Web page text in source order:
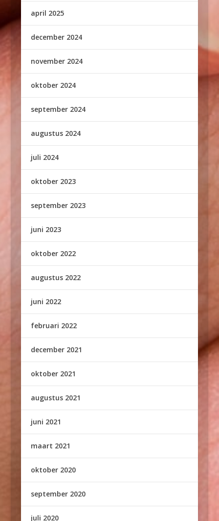
april 2025
december 2024
november 2024
oktober 2024
september 2024
augustus 2024
juli 2024
oktober 2023
september 2023
juni 2023
oktober 2022
augustus 2022
juni 2022
februari 2022
december 2021
oktober 2021
augustus 2021
juni 2021
maart 2021
oktober 2020
september 2020
juli 2020